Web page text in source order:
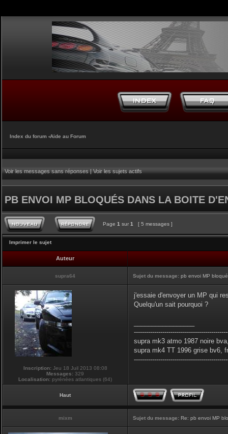
Index du forum ‹Aide au Forum
Voir les messages sans réponses|Voir les sujets actifs
PB ENVOI MP BLOQUÉS DANS LA BOITE
Page 1 sur 1 [ 5 messages ]
Imprimer le sujet
Auteur
supra64 Sujet du message: pb envoi MP
Inscription:Jeu 18 Juil 2013 08:08
Messages: 329
Localisation: pyrénées atlantiques (64)
j'essaie d'envoyer un MP qui
Quelqu'un sait pourquoi ?
supra mk3 atmo 1987 noire
supra mk4 TT 1996 grise bv6,
Haut
mixm Sujet du message: Re: pb envoi MP